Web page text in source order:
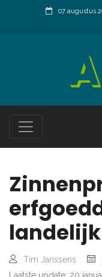
07 augustus
Tim Janssens